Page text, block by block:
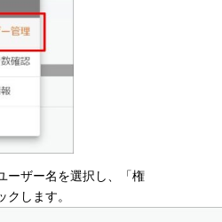
ーザー名を選択し、「権
クします。